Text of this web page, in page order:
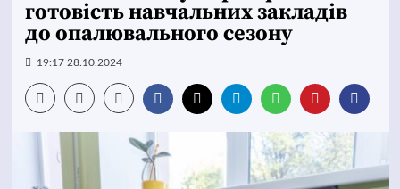
готовість навчальних закладів
до опалювального сезону
19:17 28.10.2024